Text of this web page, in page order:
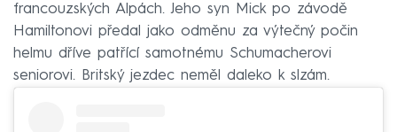
francouzských Alpách. Jeho syn Mick po závodě
Hamiltonovi předal jako odměnu za výtečný počin
helmu dříve patřící samotnému Schumacherovi
seniorovi. Britský jezdec neměl daleko k slzám.